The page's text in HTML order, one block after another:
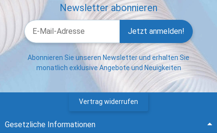
Newsletter abonnieren
Jetzt anmelden!
Abonnieren Sie unseren Newsletter und erhalten Sie
monatlich exklusive Angebote und Neuigkeiten
Vertrag widerrufen
Gesetzliche Informationen